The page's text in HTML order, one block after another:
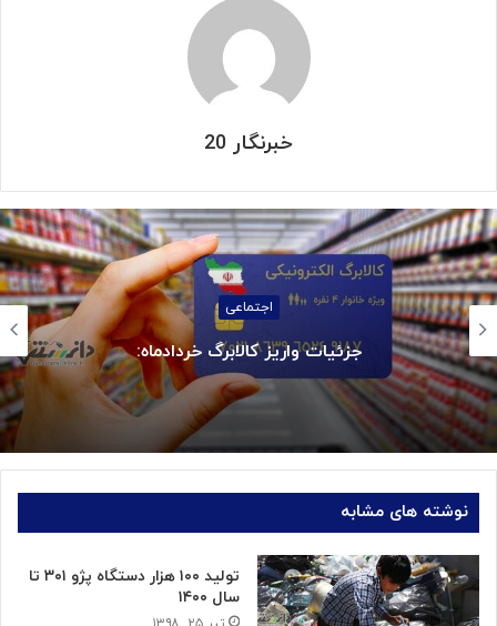
خبرنگار 20
استانها
بازگشت سه سکوی پارس جنوبی به مدار
نوشته های مشابه
تولید ۱۰۰ هزار دستگاه پژو ۳۰۱ تا
سال ۱۴۰۰